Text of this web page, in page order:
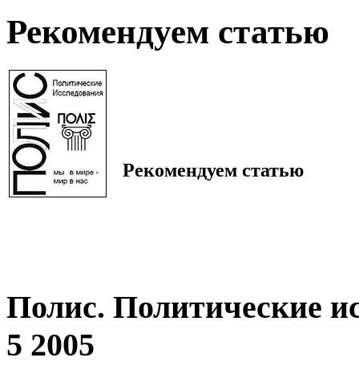
Рекомендуем статью
Рекомендуем статью
Полис. Политические
5 2005